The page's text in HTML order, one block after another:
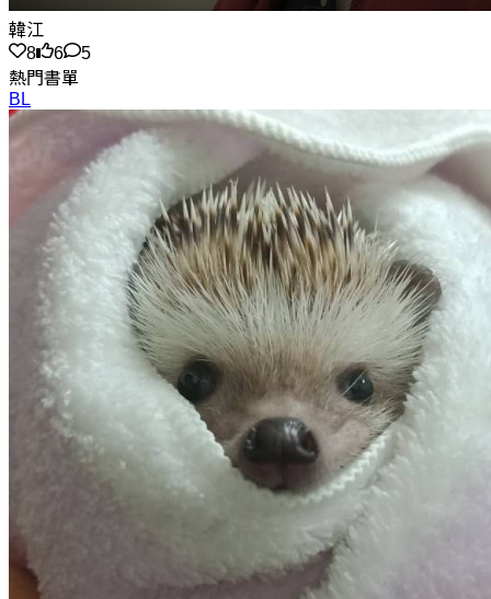
韓江
8
6
5
熱門書單
BL